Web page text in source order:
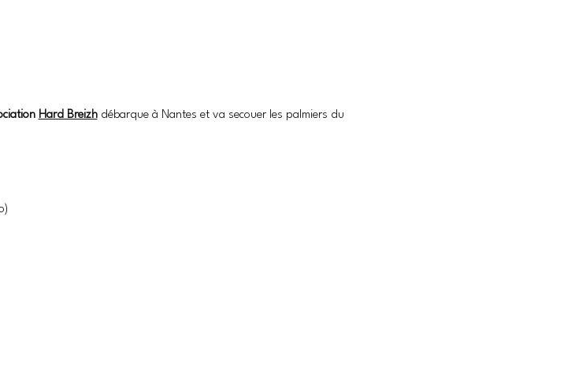
Hard Breizh débarque à Nantes et va secouer les palmiers du